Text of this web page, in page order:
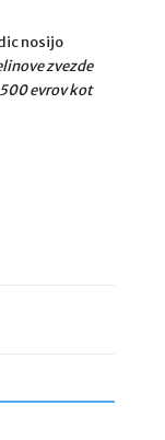
nosijo
zvezde
evrov kot